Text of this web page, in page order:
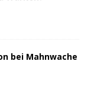
bei Mahnwache